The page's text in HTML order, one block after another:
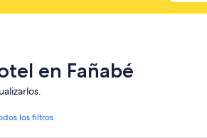
en Fañabé
los filtros